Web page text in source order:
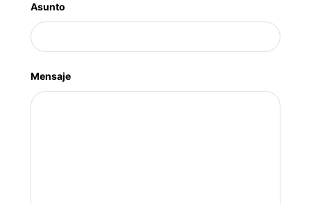
Asunto
Mensaje